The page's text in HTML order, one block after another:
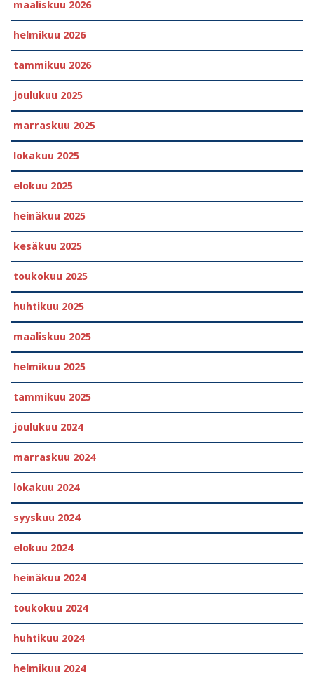
maaliskuu 2026
helmikuu 2026
tammikuu 2026
joulukuu 2025
marraskuu 2025
lokakuu 2025
elokuu 2025
heinäkuu 2025
kesäkuu 2025
toukokuu 2025
huhtikuu 2025
maaliskuu 2025
helmikuu 2025
tammikuu 2025
joulukuu 2024
marraskuu 2024
lokakuu 2024
syyskuu 2024
elokuu 2024
heinäkuu 2024
toukokuu 2024
huhtikuu 2024
helmikuu 2024